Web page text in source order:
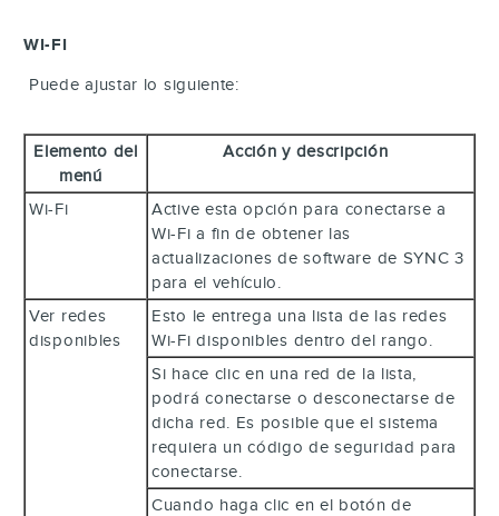
WI-FI
Puede ajustar lo siguiente:
Elemento del
menú
Acción y descripción
Wi-Fi
Active esta opción para conectarse a
Wi-Fi a fin de obtener las
actualizaciones de software de SYNC 3
para el vehículo.
Ver redes
disponibles
Esto le entrega una lista de las redes
Wi-Fi disponibles dentro del rango.
Si hace clic en una red de la lista,
podrá conectarse o desconectarse de
dicha red. Es posible que el sistema
requiera un código de seguridad para
conectarse.
Cuando haga clic en el botón de